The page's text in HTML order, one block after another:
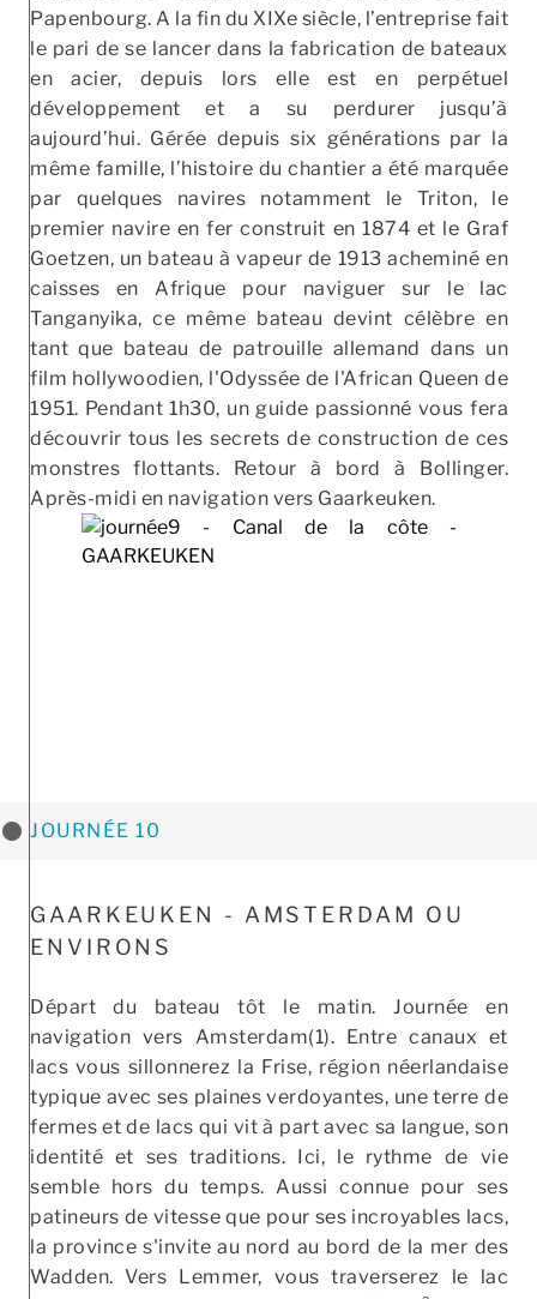
Papenbourg. A la fin du XIXe siècle, l’entreprise fait
le pari de se lancer dans la fabrication de bateaux
en acier, depuis lors elle est en perpétuel
développement et a su perdurer jusqu’à
aujourd’hui. Gérée depuis six générations par la
même famille, l’histoire du chantier a été marquée
par quelques navires notamment le Triton, le
premier navire en fer construit en 1874 et le Graf
Goetzen, un bateau à vapeur de 1913 acheminé en
caisses en Afrique pour naviguer sur le lac
Tanganyika, ce même bateau devint célèbre en
tant que bateau de patrouille allemand dans un
film hollywoodien, l'Odyssée de l'African Queen de
1951. Pendant 1h30, un guide passionné vous fera
découvrir tous les secrets de construction de ces
monstres flottants. Retour à bord à Bollinger.
Après-midi en navigation vers Gaarkeuken.
JOURNÉE 10
GAARKEUKEN - AMSTERDAM OU
ENVIRONS
Départ du bateau tôt le matin. Journée en
navigation vers Amsterdam(1). Entre canaux et
lacs vous sillonnerez la Frise, région néerlandaise
typique avec ses plaines verdoyantes, une terre de
fermes et de lacs qui vit à part avec sa langue, son
identité et ses traditions. Ici, le rythme de vie
semble hors du temps. Aussi connue pour ses
patineurs de vitesse que pour ses incroyables lacs,
la province s'invite au nord au bord de la mer des
Wadden. Vers Lemmer, vous traverserez le lac